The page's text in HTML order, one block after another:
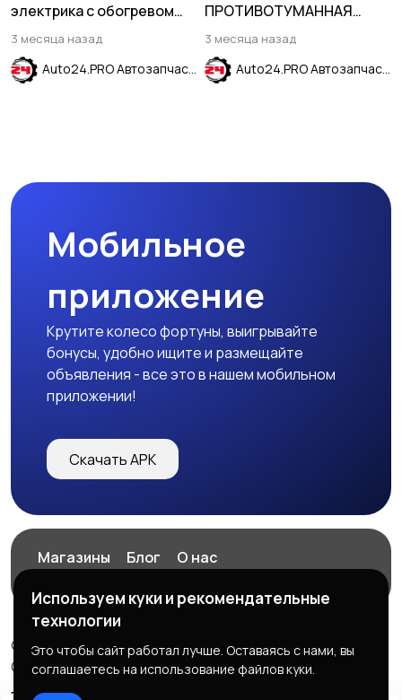
электрика с обогревом
KIA RIO 2017-2024
3 месяца назад
Auto24.PRO Автозапчасти
ПРОТИВОТУМАННАЯ
ЛЕВАЯ VOLKSWAGEN POLO
2011-2014
3 месяца назад
Auto24.PRO Автозапчасти
Мобильное
приложение
Крутите колесо фортуны, выигрывайте
бонусы, удобно ищите и размещайте
объявления - все это в нашем мобильном
приложении!
Скачать APK
Магазины Блог
О нас
© 2026 ExZz.ru - Маркетплейс Экспресс Заказ
ООО "ЭКЗЗ", ОГРН: 888333777444
Используем куки и рекомендательные
технологии
Это чтобы сайт работал лучше. Оставаясь с нами, вы
соглашаетесь на использование файлов куки.